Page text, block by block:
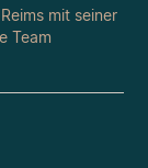
mit seiner
Team